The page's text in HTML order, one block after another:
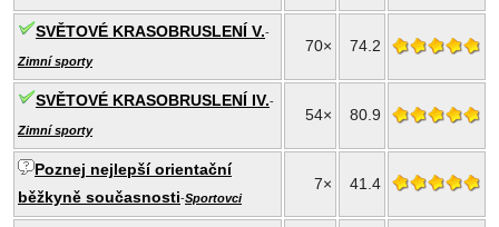
SVĚTOVÉ KRASOBRUSLENÍ V.-
Zimní sporty
70× 74.2
SVĚTOVÉ KRASOBRUSLENÍ IV.-
Zimní sporty
54× 80.9
Poznej nejlepší orientační
běžkyně současnosti-Sportovci
7× 41.4